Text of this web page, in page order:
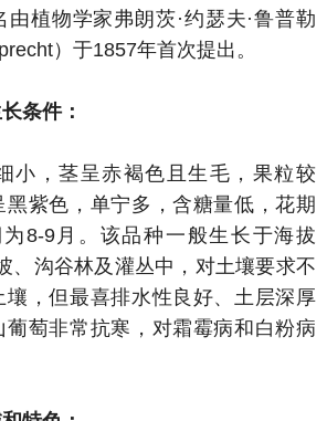
植物学家弗朗茨·约瑟夫·鲁普勒
）于1857年首次提出。
条件：
，茎呈赤褐色且生毛，果粒较
紫色，单宁多，含糖量低，花期
8-9月。该品种一般生长于海拔
、沟谷林及灌丛中，对土壤要求不
壤，但最喜排水性良好、土层深厚
葡萄非常抗寒，对霜霉病和白粉病